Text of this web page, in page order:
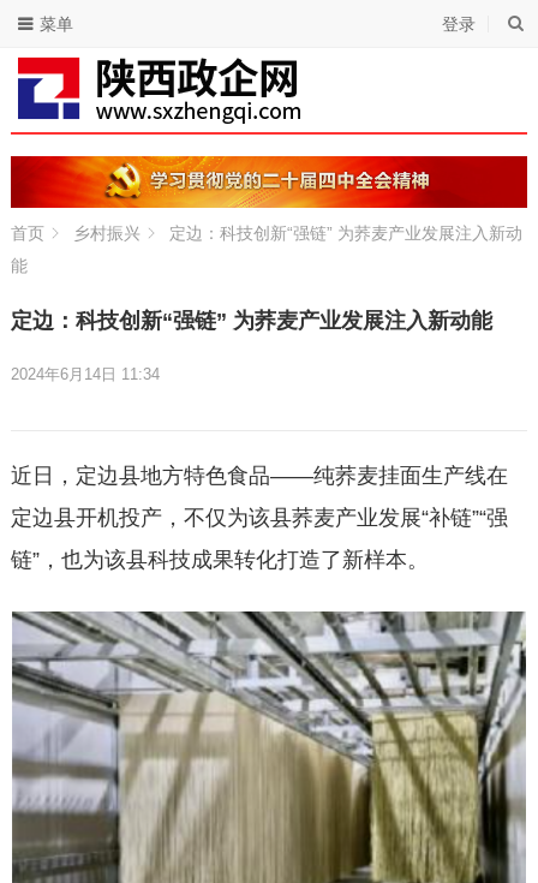
登录
菜单
首页 乡村振兴
定边：科技创新“强链” 为荞麦产业发展注入新动
能
定边：科技创新“强链” 为荞麦产业发展注入新动能
2024年6月14日 11:34
近日，定边县地方特色食品——纯荞麦挂面生产线在
定边县开机投产，不仅为该县荞麦产业发展“补链”“强
链”，也为该县科技成果转化打造了新样本。